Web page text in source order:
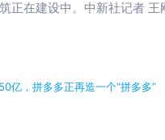
正在建设中。中新社记者 王
亿，拼多多正再造一个“拼多多”